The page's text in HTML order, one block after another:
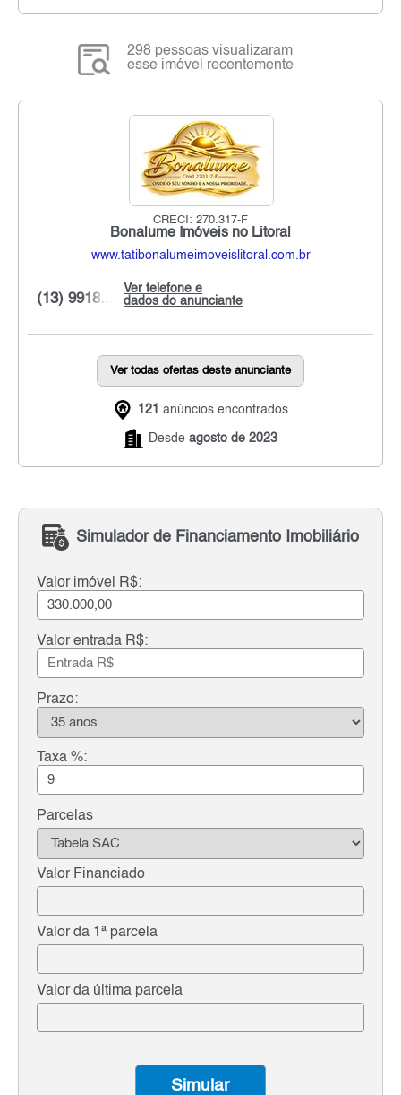
298 pessoas visualizaram
esse imóvel recentemente
CRECI: 270.317-F
Bonalume Imóveis no Litoral
www.tatibonalumeimoveislitoral.com.br
Ver telefone e
dados do anunciante
(13) 9918...
Ver todas ofertas deste anunciante
121 anúncios encontrados
Desde agosto de 2023
Simulador de Financiamento Imobiliário
Valor imóvel R$:
Valor entrada R$:
Prazo:
Taxa %:
Parcelas
Valor Financiado
Valor da 1ª parcela
Valor da última parcela
Simular